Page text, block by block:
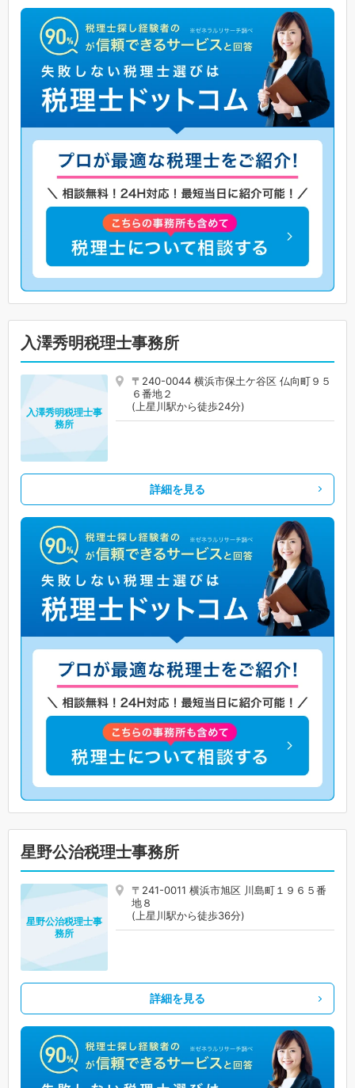
入澤秀明税理士事務所
〒240-0044 横浜市保土ケ谷区 仏向町９５
６番地２
(上星川駅から徒歩24分)
入澤秀明税理士事
務所
詳細を見る
星野公治税理士事務所
〒241-0011 横浜市旭区 川島町１９６５番
地８
(上星川駅から徒歩36分)
星野公治税理士事
務所
詳細を見る